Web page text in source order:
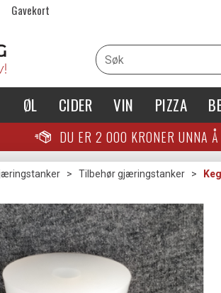
Gavekort
ØL CIDER VIN PIZZA
DU ER 2 000 KRONER UNNA
> Tilbehør gjæringstanker >